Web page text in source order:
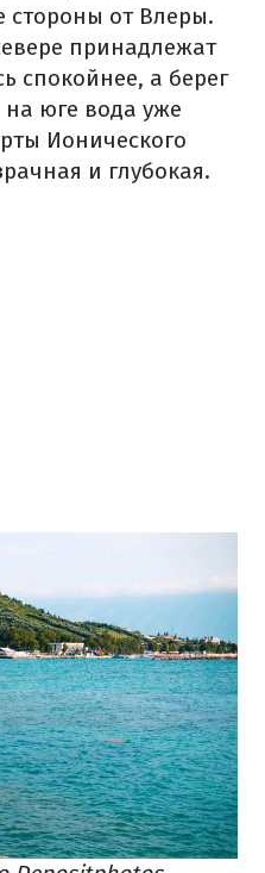
стороны от Влеры.
принадлежат
спокойнее, а берег
юге вода уже
Ионического
и глубокая.